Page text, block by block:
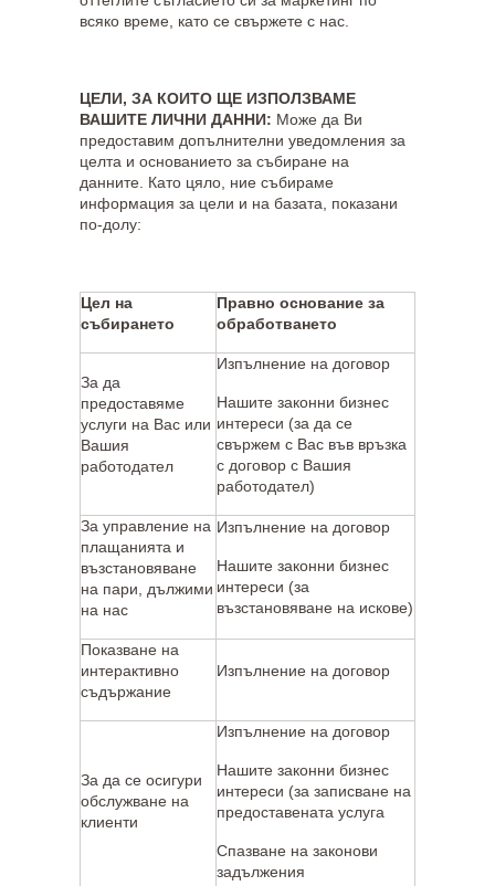
всяко време, като се свържете с нас.
ЦЕЛИ, ЗА КОИТО ЩЕ ИЗПОЛЗВАМЕ
ВАШИТЕ ЛИЧНИ ДАННИ: Може да Ви
предоставим допълнителни уведомления за
целта и основанието за събиране на
данните. Като цяло, ние събираме
информация за цели и на базата, показани
по-долу:
Цел на
събирането
Правно основание за
обработването
За да
предоставяме
услуги на Вас или
Вашия
работодател
Изпълнение на договор
Нашите законни бизнес
интереси (за да се
свържем с Вас във връзка
с договор с Вашия
работодател)
За управление на
плащанията и
възстановяване
на пари, дължими
на нас
Изпълнение на договор
Нашите законни бизнес
интереси (за
възстановяване на искове)
Показване на
интерактивно
съдържание
Изпълнение на договор
За да се осигури
обслужване на
клиенти
Изпълнение на договор
Нашите законни бизнес
интереси (за записване на
предоставената услуга
Спазване на законови
задължения